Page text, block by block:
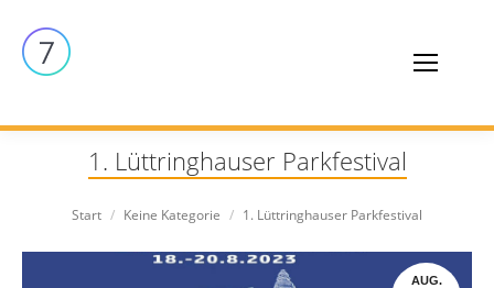
1. Lüttringhauser Parkfestival
Sie befinden sich hier:
Start Keine Kategorie 1. Lüttringhauser Parkfestival
AUG.